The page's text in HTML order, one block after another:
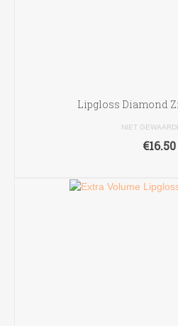
Lipgloss Diamond
NIET
€16.50